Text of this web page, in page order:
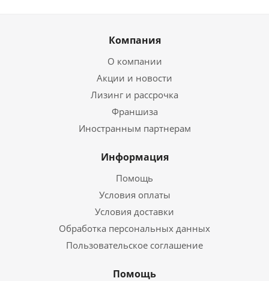
Компания
О компании
Акции и новости
Лизинг и рассрочка
Франшиза
Иностранным партнерам
Информация
Помощь
Условия оплаты
Условия доставки
Обработка персональных данных
Пользовательское соглашение
Помощь